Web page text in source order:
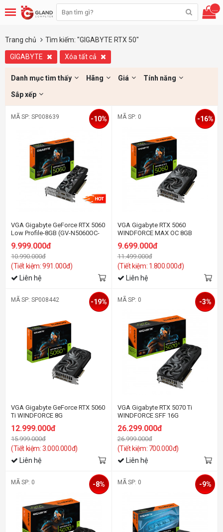
...
Trang chủ Tìm kiếm: "GIGABYTE RTX 50"
GIGABYTE Xóa tất cả
Danh mục tìm thấy Hãng Giá Tính năng
Sắp xếp
MÃ SP: SP008639
VGA Gigabyte GeForce RTX 5060
Low Profile-8GB (GV-N5060OC-
9.999.000đ
10.990.000đ
(Tiết kiệm: 991.000đ)
-10%
Liên hệ
MÃ SP: 0
VGA Gigabyte RTX 5060
WINDFORCE MAX OC 8GB
9.699.000đ
11.499.000đ
(Tiết kiệm: 1.800.000đ)
-16%
Liên hệ
MÃ SP: SP008442
VGA Gigabyte GeForce RTX 5060
Ti WINDFORCE 8G
12.999.000đ
15.999.000đ
(Tiết kiệm: 3.000.000đ)
-19%
Liên hệ
MÃ SP: 0
VGA Gigabyte RTX 5070 Ti
WINDFORCE SFF 16G
26.299.000đ
26.999.000đ
(Tiết kiệm: 700.000đ)
-3%
Liên hệ
MÃ SP: 0 -8% MÃ SP: 0 -9%